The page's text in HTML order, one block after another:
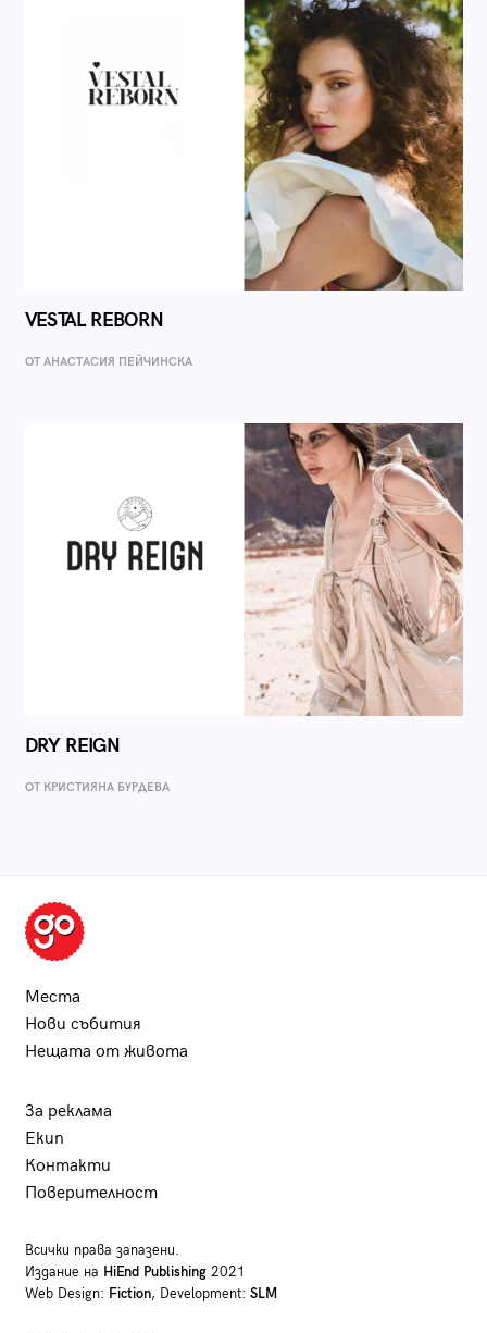
VESTAL REBORN
ОТ AНАСТАСИЯ ПЕЙЧИНСКА
DRY REIGN
ОТ КРИСТИЯНА БУРДЕВА
Места
Нови събития
Нещата от живота
За реклама
Екип
Контакти
Поверителност
Всички права запазени.
Издание на HiEnd Publishing2021
Web Design: Fiction, Development: SLM